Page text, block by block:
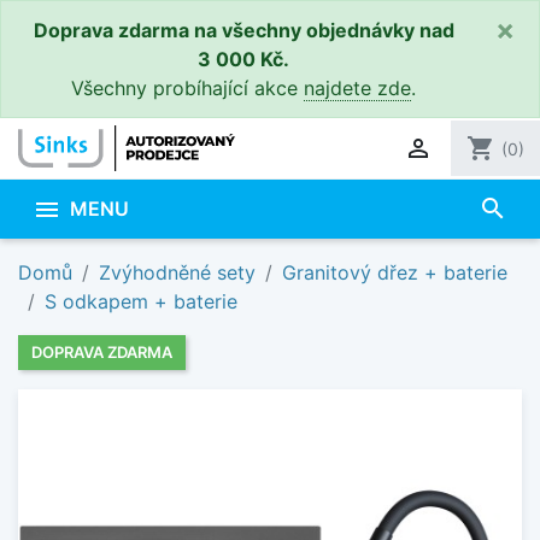
Doprava zdarma na všechny objednávky nad
3 000 Kč.
Všechny probíhající akce najdete zde.
×
 shopping_cart (0)
 MENU search
Domů Zvýhodněné sety
Granitový dřez + baterie
S odkapem + baterie
DOPRAVA ZDARMA